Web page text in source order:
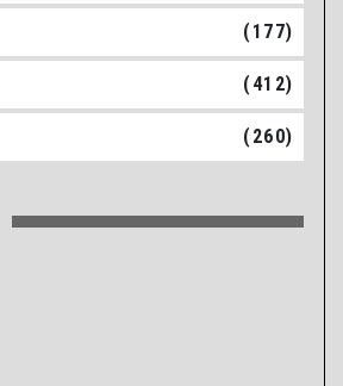
(177)
(412)
(260)